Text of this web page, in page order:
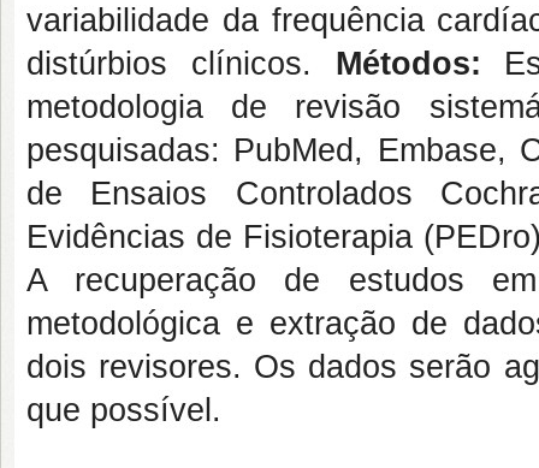
variabilidade da frequência
distúrbios clínicos. Métodos:
metodologia de revisão
pesquisadas: PubMed, Embase,
de Ensaios Controlados
Evidências de Fisioterapia
A recuperação de estudos
metodológica e extração de
dois revisores. Os dados serão
que possível.